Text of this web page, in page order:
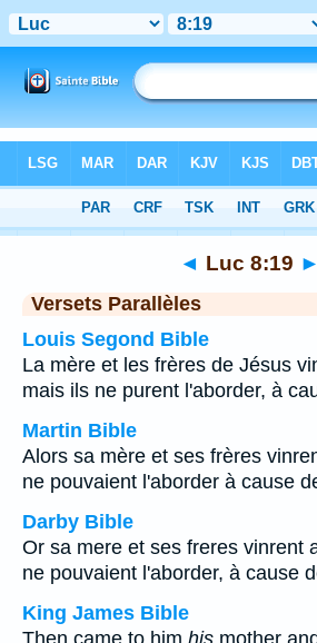
Chapitre 8 > Verset 19
◄ Luc 8:19 ►
Versets Parallèles
Louis Segond Bible
La mère et les frères de Jésus
mais ils ne purent l'aborder, à
Martin Bible
Alors sa mère et ses frères
ne pouvaient l'aborder à cause
Darby Bible
Or sa mere et ses freres vinrent
ne pouvaient l'aborder, à cause
King James Bible
Then came to him his mother